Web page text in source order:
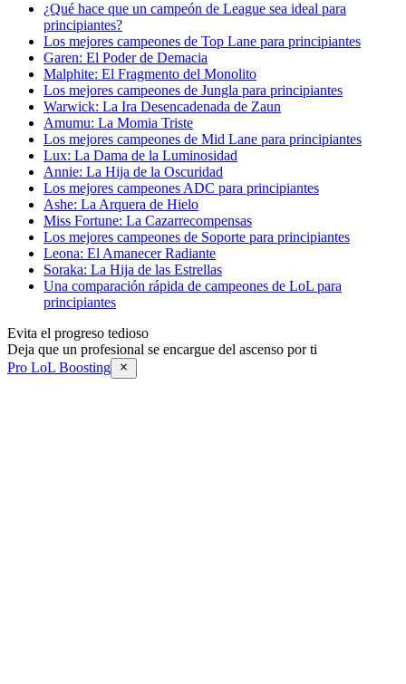
¿Qué hace que un campeón de League sea ideal para
principiantes?
Los mejores campeones de Top Lane para principiantes
Garen: El Poder de Demacia
Malphite: El Fragmento del Monolito
Los mejores campeones de Jungla para principiantes
Warwick: La Ira Desencadenada de Zaun
Amumu: La Momia Triste
Los mejores campeones de Mid Lane para principiantes
Lux: La Dama de la Luminosidad
Annie: La Hija de la Oscuridad
Los mejores campeones ADC para principiantes
Ashe: La Arquera de Hielo
Miss Fortune: La Cazarrecompensas
Los mejores campeones de Soporte para principiantes
Leona: El Amanecer Radiante
Soraka: La Hija de las Estrellas
Una comparación rápida de campeones de LoL para
principiantes
Evita el progreso tedioso
Deja que un profesional se encargue del ascenso por ti
Pro LoL Boosting